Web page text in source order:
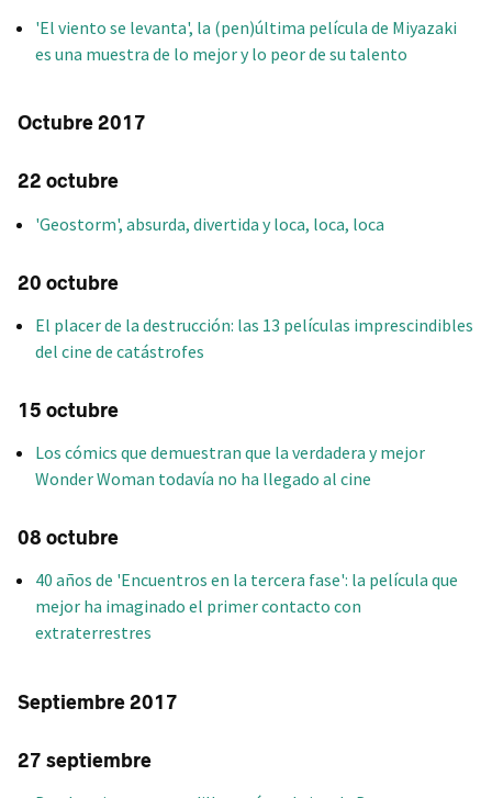
'El viento se levanta', la (pen)última película de Miyazaki
es una muestra de lo mejor y lo peor de su talento
Octubre 2017
22 octubre
'Geostorm', absurda, divertida y loca, loca, loca
20 octubre
El placer de la destrucción: las 13 películas imprescindibles
del cine de catástrofes
15 octubre
Los cómics que demuestran que la verdadera y mejor
Wonder Woman todavía no ha llegado al cine
08 octubre
40 años de 'Encuentros en la tercera fase': la película que
mejor ha imaginado el primer contacto con
extraterrestres
Septiembre 2017
27 septiembre